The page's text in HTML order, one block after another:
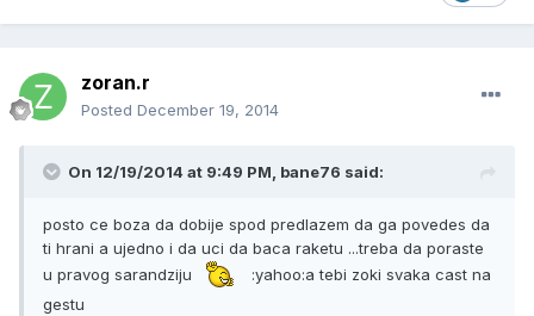
zoran.r
Posted December 19, 2014
On 12/19/2014 at 9:49 PM, bane76 said:
posto ce boza da dobije spod predlazem da ga povedes da
ti hrani a ujedno i da uci da baca raketu ...treba da poraste
u pravog sarandziju
:yahoo:a tebi zoki svaka cast na
gestu